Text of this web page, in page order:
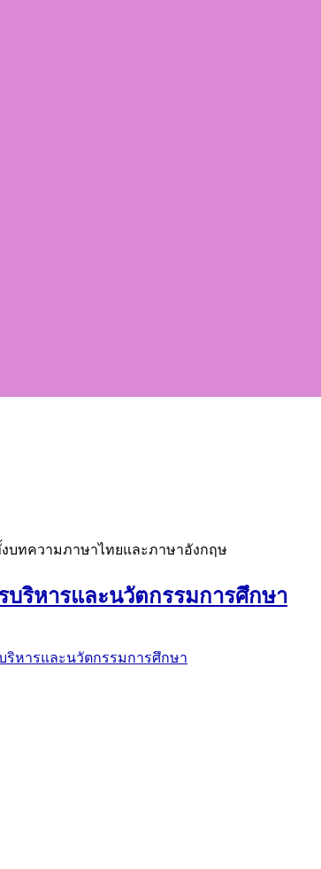
ทั้งบทความภาษาไทยและภาษาอังกฤษ
บริหารและนวัตกรรมการศึกษา
ริหารและนวัตกรรมการศึกษา